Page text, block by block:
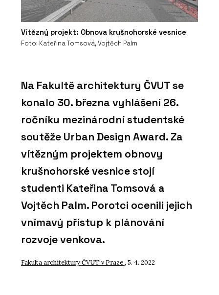
Vítězný projekt: Obnova krušnohorské vesnice
Foto: Kateřina Tomsová, Vojtěch Palm
Na Fakultě architektury ČVUT se
konalo 30. března vyhlášení 26.
ročníku mezinárodní studentské
soutěže Urban Design Award. Za
vítězným projektem obnovy
krušnohorské vesnice stojí
studenti Kateřina Tomsová a
Vojtěch Palm. Porotci ocenili jejich
vnímavý přístup k plánování
rozvoje venkova.
Fakulta architektury ČVUT v Praze , 5. 4. 2022